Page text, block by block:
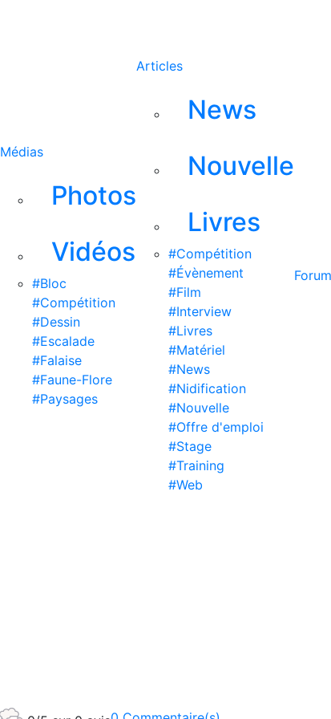
Médias
Photos
Vidéos
#Bloc
#Compétition
#Dessin
#Escalade
#Falaise
#Faune-Flore
#Paysages
Articles
News
Nouvelle
Livres
#Compétition
#Évènement
#Film
#Interview
#Livres
#Matériel
#News
#Nidification
#Nouvelle
#Offre d'emploi
#Stage
#Training
#Web
Forum